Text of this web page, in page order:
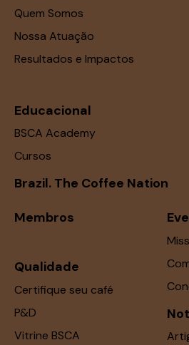
Quem Somos
Nossa Atuação
Resultados e Impactos
Educacional
BSCA Academy
Cursos
Brazil. The Coffee Nation
Membros
Qualidade
Certifique seu café
P&D
Vitrine BSCA